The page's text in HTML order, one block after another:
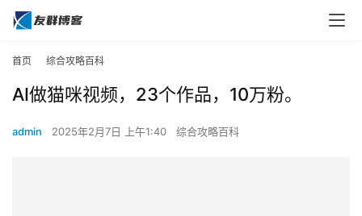
首页 综合攻略百科
AI做猫咪视频，23个作品，10万粉。
admin 2025年2月7日 上午1:40 综合攻略百科